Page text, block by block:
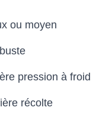
ou moyen
pression à froid
récolte